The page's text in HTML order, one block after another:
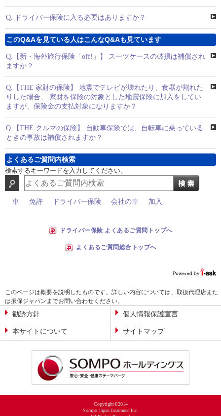
Q. ドライバー保険に入る必要はありますか？
このQ&Aを見ている人はこんなQ&Aも見ています
Q. 【新・海外旅行保険「off!」】 スーツケースの破損は補償され
ますか？
Q. 【THE 家財の保険】 地震でテレビが壊れたり、食器が割れた
りした場合、 家財を保険の対象とした地震保険に加入をしてい
ますが、保険金の支払対象になりますか？
Q. 【THE クルマの保険】 自動車保険では、自転車に乗っている
ときの事故は補償されますか？
よくあるご質問内検索
検索するキーワードを入力してください。
車 免許 ドライバー保険 会社の車 加入
ドライバー保険 よくあるご質問トップへ
よくあるご質問総合トップへ
このページは概要を説明したものです。詳しい内容については、取扱代理店また
は損保ジャパンまでお問い合わせください。
勧誘方針 個人情報保護宣言
本サイトについて サイトマップ
Copyright©2014
Sompo Japan Insurance Inc.